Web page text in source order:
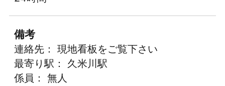
備考
連絡先： 現地看板をご覧下さい
最寄り駅： 久米川駅
係員： 無人